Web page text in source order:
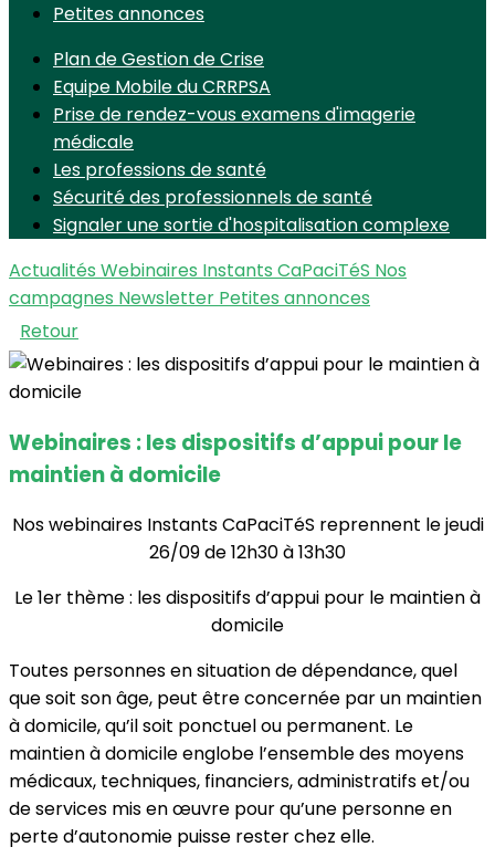
Petites annonces
Plan de Gestion de Crise
Equipe Mobile du CRRPSA
Prise de rendez-vous examens d'imagerie
médicale
Les professions de santé
Sécurité des professionnels de santé
Signaler une sortie d'hospitalisation complexe
Actualités Webinaires Instants CaPaciTéS Nos
campagnes Newsletter Petites annonces
Retour
Webinaires : les dispositifs d’appui pour le
maintien à domicile
Nos webinaires Instants CaPaciTéS reprennent le jeudi
26/09 de 12h30 à 13h30
Le 1er thème : les dispositifs d’appui pour le maintien à
domicile
Toutes personnes en situation de dépendance, quel
que soit son âge, peut être concernée par un maintien
à domicile, qu’il soit ponctuel ou permanent. Le
maintien à domicile englobe l’ensemble des moyens
médicaux, techniques, financiers, administratifs et/ou
de services mis en œuvre pour qu’une personne en
perte d’autonomie puisse rester chez elle.